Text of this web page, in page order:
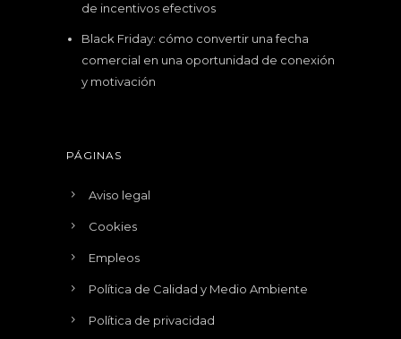
de incentivos efectivos
Black Friday: cómo convertir una fecha
comercial en una oportunidad de conexión
y motivación
PÁGINAS
Aviso legal
Cookies
Empleos
Política de Calidad y Medio Ambiente
Política de privacidad